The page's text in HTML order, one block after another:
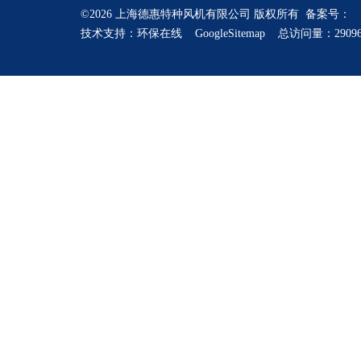
©2026 上海德惠特种风机有限公司 版权所有 备案号：
技术支持： 环保在线 GoogleSitemap 总访问量：